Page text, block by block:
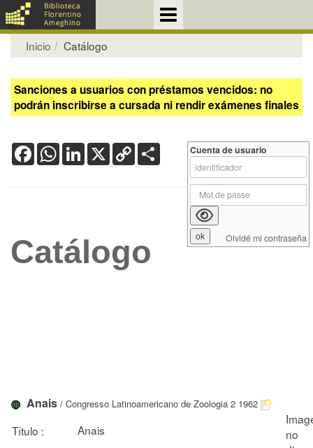
Inicio Catálogo
Sanciones a usuarios con préstamos vencidos: no
podrán inscribirse a cursada ni rendir exámenes finales
FacebookWhatsApp
LinkedIn
X Copy
Link
Catálogo
Anais / Congresso Latinoamericano de Zoologia 2 1962
Título :
Anais
Cuenta de usuario
Olvidé mi contraseña